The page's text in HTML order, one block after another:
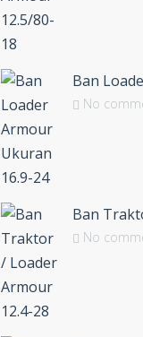
Ban
No
Ban
No